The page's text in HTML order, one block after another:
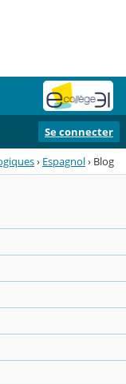
Se connecter
› Espagnol› Blog